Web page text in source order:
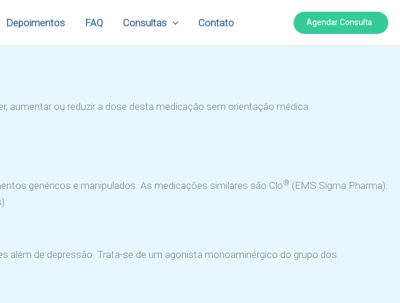
Depoimentos FAQ Consultas Contato Agendar Consulta
aumentar ou reduzir a dose desta medicação sem orientação médica.
genéricos e manipulados. As medicações similares são Clo® (EMS Sigma Pharma).
além de depressão. Trata-se de um agonista monoaminérgico do grupo dos